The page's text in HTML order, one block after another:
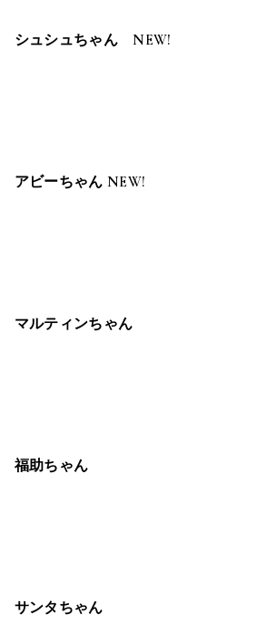
シュシュちゃん NEW!
アビーちゃん NEW!
マルティンちゃん
福助ちゃん
サンタちゃん